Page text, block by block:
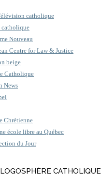
catholique
catholique
Nouveau
Centre for Law & Justice
beige
Catholique
News
Chrétienne
école libre au Québec
du Jour
CATHOLIQUE